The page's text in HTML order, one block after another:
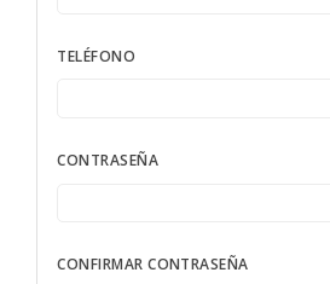
TELÉFONO
CONTRASEÑA
CONFIRMAR CONTRASEÑA